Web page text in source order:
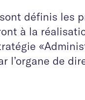
définis les
à la
l’organe de